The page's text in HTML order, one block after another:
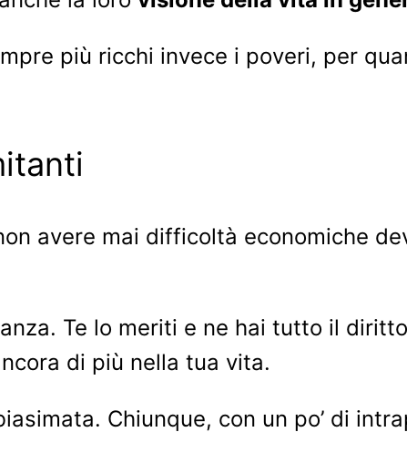
più ricchi invece i poveri, per
avere mai difficoltà economiche
Te lo meriti e ne hai tutto il
di più nella tua vita.
Chiunque, con un po’ di